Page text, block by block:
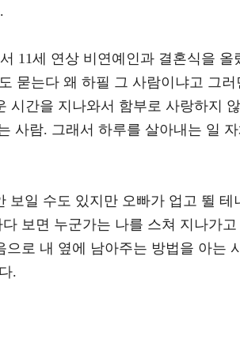
11세 연상 비연예인과 결혼식을 올
묻는다 왜 하필 그 사람이냐고 그러
시간을 지나와서 함부로 사랑하지 않
사람. 그래서 하루를 살아내는 일 자
일 수도 있지만 오빠가 업고 뛸 테
보면 누군가는 나를 스쳐 지나가고
로 내 옆에 남아주는 방법을 아는
.